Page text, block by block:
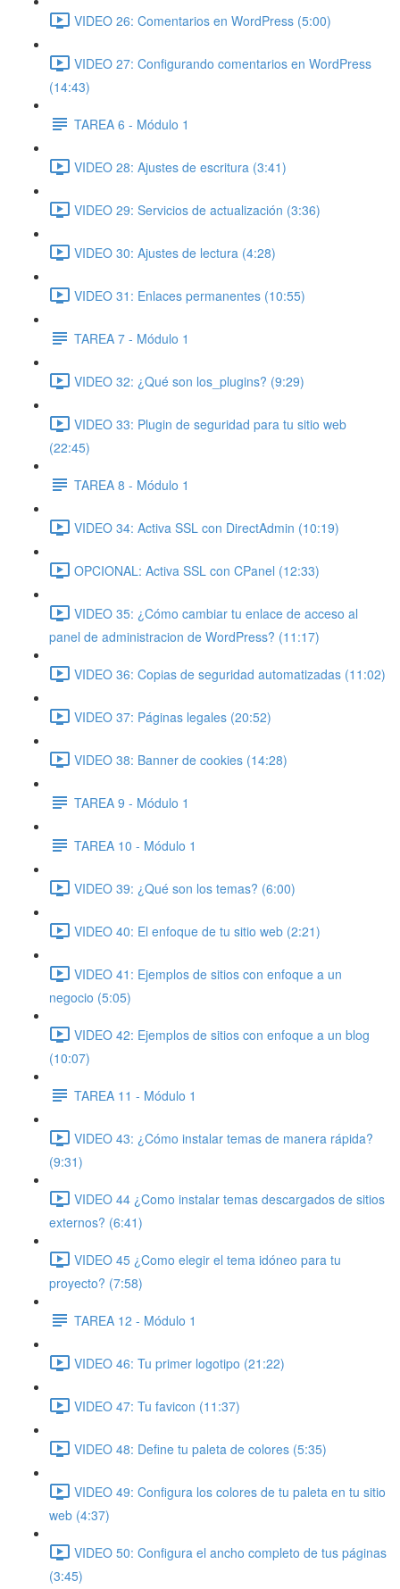
VIDEO 26: Comentarios en WordPress (5:00)
VIDEO 27: Configurando comentarios en WordPress
(14:43)
TAREA 6 - Módulo 1
VIDEO 28: Ajustes de escritura (3:41)
VIDEO 29: Servicios de actualización (3:36)
VIDEO 30: Ajustes de lectura (4:28)
VIDEO 31: Enlaces permanentes (10:55)
TAREA 7 - Módulo 1
VIDEO 32: ¿Qué son los_plugins? (9:29)
VIDEO 33: Plugin de seguridad para tu sitio web
(22:45)
TAREA 8 - Módulo 1
VIDEO 34: Activa SSL con DirectAdmin (10:19)
OPCIONAL: Activa SSL con CPanel (12:33)
VIDEO 35: ¿Cómo cambiar tu enlace de acceso al
panel de administracion de WordPress? (11:17)
VIDEO 36: Copias de seguridad automatizadas (11:02)
VIDEO 37: Páginas legales (20:52)
VIDEO 38: Banner de cookies (14:28)
TAREA 9 - Módulo 1
TAREA 10 - Módulo 1
VIDEO 39: ¿Qué son los temas? (6:00)
VIDEO 40: El enfoque de tu sitio web (2:21)
VIDEO 41: Ejemplos de sitios con enfoque a un
negocio (5:05)
VIDEO 42: Ejemplos de sitios con enfoque a un blog
(10:07)
TAREA 11 - Módulo 1
VIDEO 43: ¿Cómo instalar temas de manera rápida?
(9:31)
VIDEO 44 ¿Como instalar temas descargados de sitios
externos? (6:41)
VIDEO 45 ¿Como elegir el tema idóneo para tu
proyecto? (7:58)
TAREA 12 - Módulo 1
VIDEO 46: Tu primer logotipo (21:22)
VIDEO 47: Tu favicon (11:37)
VIDEO 48: Define tu paleta de colores (5:35)
VIDEO 49: Configura los colores de tu paleta en tu sitio
web (4:37)
VIDEO 50: Configura el ancho completo de tus páginas
(3:45)